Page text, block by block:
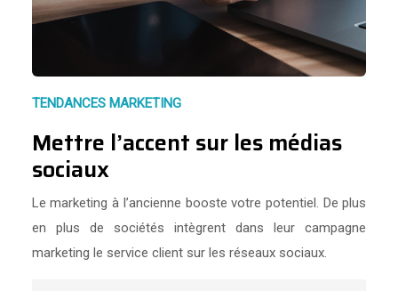
TENDANCES MARKETING
Mettre l’accent sur les médias
sociaux
Le marketing à l’ancienne booste votre potentiel. De plus
en plus de sociétés intègrent dans leur campagne
marketing le service client sur les réseaux sociaux.